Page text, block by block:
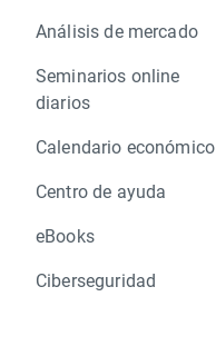
Análisis de mercado
Seminarios online
diarios
Calendario económico
Centro de ayuda
eBooks
Ciberseguridad